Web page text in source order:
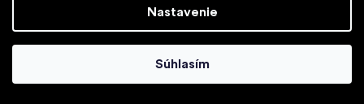
Nastavenie
Súhlasím